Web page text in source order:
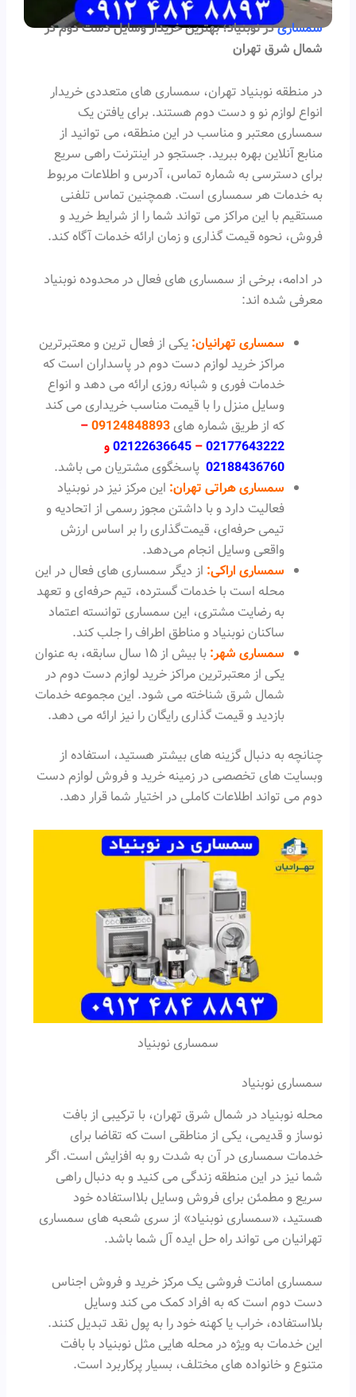
سمساریدر نوبنیاد؛ بهترین خریدار وسایل دست دوم در
شمال شرق تهران
در منطقه نوبنیاد تهران، سمساری های متعددی خریدار
انواع لوازم نو و دست دوم هستند. برای یافتن یک
سمساری معتبر و مناسب در این منطقه، می توانید از
منابع آنلاین بهره ببرید. جستجو در اینترنت راهی سریع
برای دسترسی به شماره تماس، آدرس و اطلاعات مربوط
به خدمات هر سمساری است. همچنین تماس تلفنی
مستقیم با این مراکز می تواند شما را از شرایط خرید و
فروش، نحوه قیمت گذاری و زمان ارائه خدمات آگاه کند.
در ادامه، برخی از سمساری های فعال در محدوده نوبنیاد
معرفی شده اند:
سمساری تهرانیان: یکی از فعال ترین و معتبرترین
مراکز خرید لوازم دست دوم در پاسداران است که
خدمات فوری و شبانه روزی ارائه می دهد و انواع
وسایل منزل را با قیمت مناسب خریداری می کند
که از طریق شماره های09124848893
–
02177643222
–
02122636645و
02188436760 پاسخگوی مشتریان می باشد.
سمساری هراتی تهران: این مرکز نیز در نوبنیاد
فعالیت دارد و با داشتن مجوز رسمی از اتحادیه و
تیمی حرفه‌ای، قیمت‌گذاری را بر اساس ارزش
واقعی وسایل انجام می‌دهد.
سمساری اراکی: از دیگر سمساری های فعال در این
محله است با خدمات گسترده، تیم حرفه‌ای و تعهد
به رضایت مشتری، این سمساری توانسته اعتماد
ساکنان نوبنیاد و مناطق اطراف را جلب کند.
سمساری شهر:
با بیش از ۱۵ سال سابقه، به عنوان
یکی از معتبرترین مراکز خرید لوازم دست دوم در
شمال شرق شناخته می شود. این مجموعه خدمات
بازدید و قیمت گذاری رایگان را نیز ارائه می دهد.
چنانچه به دنبال گزینه های بیشتر هستید، استفاده از
وبسایت های تخصصی در زمینه خرید و فروش لوازم دست
دوم می تواند اطلاعات کاملی در اختیار شما قرار دهد.
سمساری نوبنیاد
سمساری نوبنیاد
محله نوبنیاد در شمال شرق تهران، با ترکیبی از بافت
نوساز و قدیمی، یکی از مناطقی است که تقاضا برای
خدمات سمساری در آن به شدت رو به افزایش است. اگر
شما نیز در این منطقه زندگی می کنید و به دنبال راهی
سریع و مطمئن برای فروش وسایل بلااستفاده خود
هستید، «سمساری نوبنیاد» از سری شعبه های سمساری
تهرانیان می تواند راه حل ایده آل شما باشد.
سمساری امانت فروشی یک مرکز خرید و فروش اجناس
دست دوم است که به افراد کمک می کند وسایل
بلااستفاده، خراب یا کهنه خود را به پول نقد تبدیل کنند.
این خدمات به ویژه در محله هایی مثل نوبنیاد با بافت
متنوع و خانواده های مختلف، بسیار پرکاربرد است.